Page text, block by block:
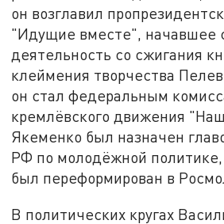
он возглавил
"Идущие вместе", начавшее
деятельность со сжигания
клеймения творчества
он стал федеральным
кремлёвского движения
Якеменко был назначен
РФ по молодёжной
был переформирован в
В политических кругах